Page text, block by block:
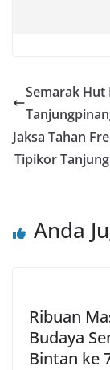
Semarak Hut
Jaksa Tahan
Tipikor
Anda
Ribuan
Budaya
Bintan ke